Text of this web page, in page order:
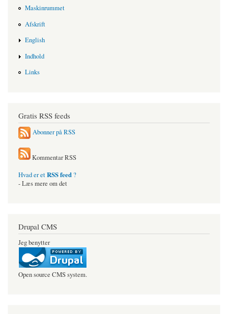
Maskinrummet
Afskrift
English
Indhold
Links
Gratis RSS feeds
Abonner på RSS
Kommentar RSS
Hvad er etRSS feed ?
- Læs mere om det
Drupal CMS
Jeg benytter
Open source CMS system.